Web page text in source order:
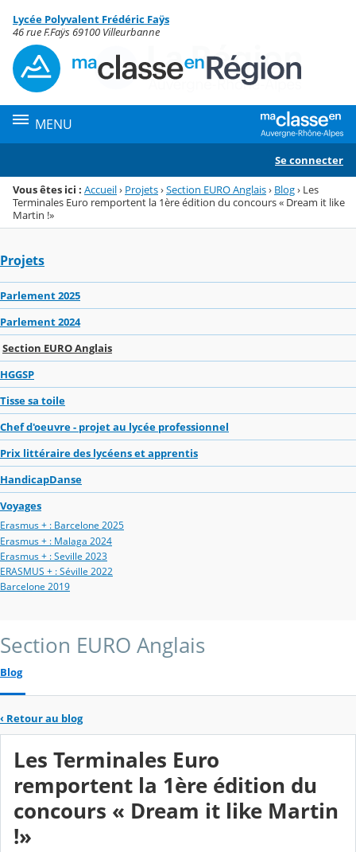
Menu de la rubrique
Contenu
Lycée Polyvalent Frédéric Faÿs
46 rue F.Faÿs 69100 Villeurbanne
MENU
Se connecter
Vous êtes ici : Accueil› Projets›Section EURO Anglais› Blog› Les
Terminales Euro remportent la 1ère édition du concours « Dream it like
Martin !»
Projets
Parlement 2025
Parlement 2024
Section EURO Anglais
HGGSP
Tisse sa toile
Chef d'oeuvre - projet au lycée professionnel
Prix littéraire des lycéens et apprentis
HandicapDanse
Voyages
Erasmus + : Barcelone 2025
Erasmus + : Malaga 2024
Erasmus + : Seville 2023
ERASMUS + : Séville 2022
Barcelone 2019
Section EURO Anglais
Blog
‹ Retour au blog
Les Terminales Euro
remportent la 1ère édition du
concours « Dream it like Martin
!»